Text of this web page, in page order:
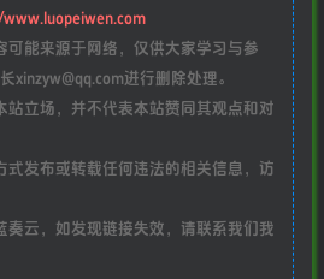
可能来源于网络，仅供大家学习与参
xinzyw@qq.com进行删除处理。
站立场，并不代表本站赞同其观点和对
式发布或转载任何违法的相关信息，访
奏云，如发现链接失效，请联系我们我